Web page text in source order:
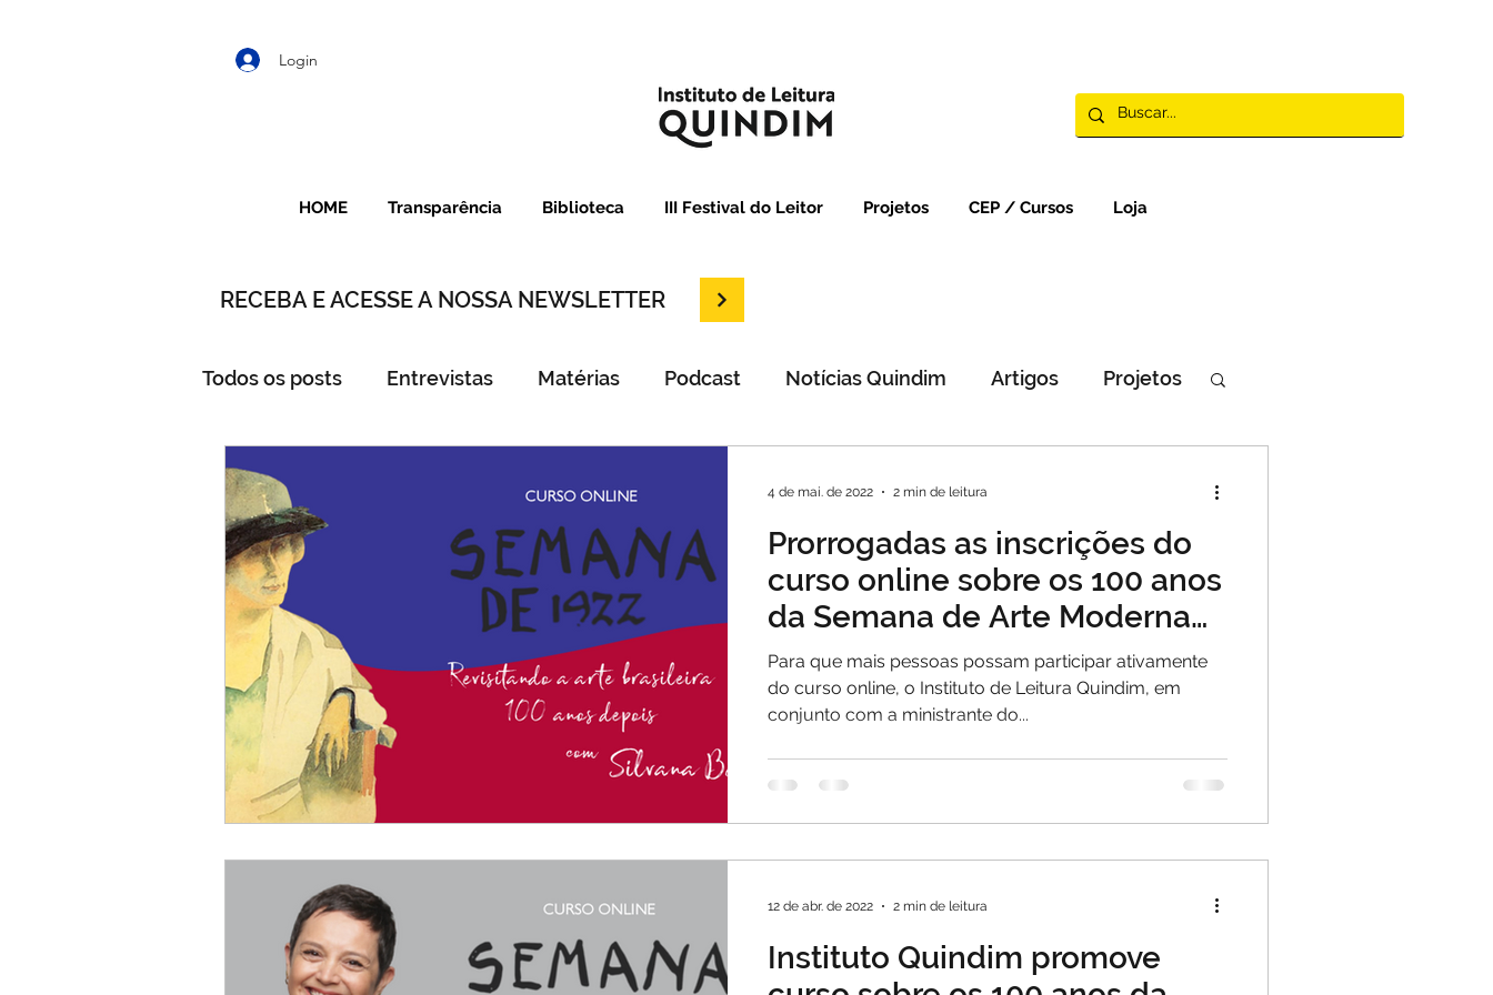
Login
HOME Transparência Biblioteca III Festival do Leitor Projetos CEP / Cursos Loja
RECEBA E ACESSE A NOSSA NEWSLETTER
Todos os posts Entrevistas Matérias Podcast Notícias Quindim Artigos Projetos
Prorrogadas as inscrições do
curso online sobre os 100 anos
da Semana de Arte Moderna
de 1922
Para que mais pessoas possam participar ativamente
do curso online, o Instituto de Leitura Quindim, em
conjunto com a ministrante do...
4 de mai. de 2022 2 min de leitura
Instituto Quindim promove
12 de abr. de 2022 2 min de leitura